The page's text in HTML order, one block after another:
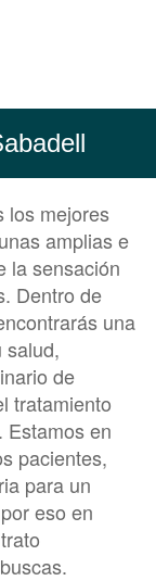
los mejores
amplias e
la sensación
Dentro de
una
salud,
de
tratamiento
Estamos en
pacientes,
para un
eso en